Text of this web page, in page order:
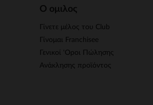
Ο ομιλος
Γίνετε μέλος του Club
Γίνομαι Franchisee
Γενικοί 'Οροι Πώλησης
Ανάκλησης προϊόντος